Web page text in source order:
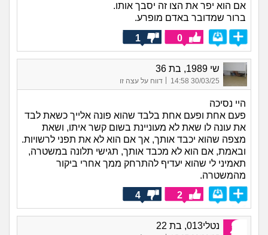
אם הוא יפר את הצו זה יסבך אותו.
ברור שמדובר באדם מופרע.
0
1
שי 1989, בת 36
30/03/25 14:58
| דווח על עצה זו
היי נסיכה
פעם אחת ופעם אחת בלבד שהוא פונה אלייך כשאת לבד
את עונה לו שאת לא מעוניינת בשום קשר איתו, ושאת
מצפה שהוא יכבד אותך, אך אם הוא לא את תפני לרשויות.
ובאמת, אם הוא לא מכבד אותך, תגישי תלונה במשטרה,
תאמיני לי שהוא יעדיף להתרחק ממך אחרי ביקור
מהמשטרה.
2
4
נטלי013, בת 22